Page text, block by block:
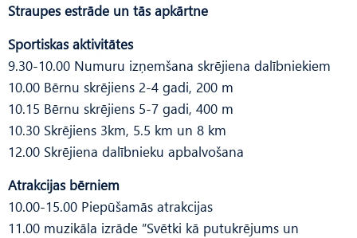
Straupes estrāde un tās apkārtne
Sportiskas aktivitātes
9.30-10.00 Numuru izņemšana skrējiena dalībniekiem
10.00 Bērnu skrējiens 2-4 gadi, 200 m
10.15 Bērnu skrējiens 5-7 gadi, 400 m
10.30 Skrējiens 3km, 5.5 km un 8 km
12.00 Skrējiena dalībnieku apbalvošana
Atrakcijas bērniem
10.00-15.00 Piepūšamās atrakcijas
11.00 muzikāla izrāde ”Svētki kā putukrējums un